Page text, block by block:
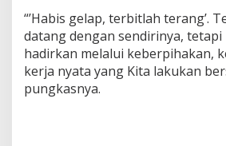
“’Habis gelap, terbitlah terang’.
datang dengan sendirinya, tetapi
hadirkan melalui keberpihakan,
kerja nyata yang Kita lakukan
pungkasnya.